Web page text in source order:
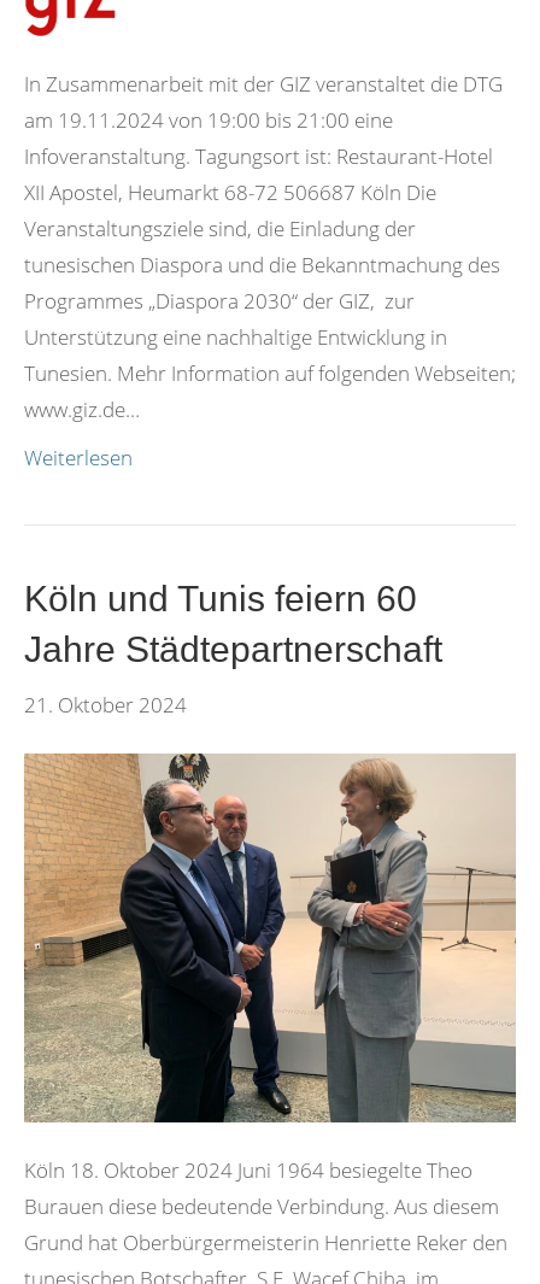
In Zusammenarbeit mit der GIZ veranstaltet die DTG
am 19.11.2024 von 19:00 bis 21:00 eine
Infoveranstaltung. Tagungsort ist: Restaurant-Hotel
XII Apostel, Heumarkt 68-72 506687 Köln Die
Veranstaltungsziele sind, die Einladung der
tunesischen Diaspora und die Bekanntmachung des
Programmes „Diaspora 2030“ der GIZ, zur
Unterstützung eine nachhaltige Entwicklung in
Tunesien. Mehr Information auf folgenden Webseiten;
www.giz.de…
Weiterlesen
Köln und Tunis feiern 60
Jahre Städtepartnerschaft
21. Oktober 2024
Köln 18. Oktober 2024 Juni 1964 besiegelte Theo
Burauen diese bedeutende Verbindung. Aus diesem
Grund hat Oberbürgermeisterin Henriette Reker den
tunesischen Botschafter, S.E. Wacef Chiha, im